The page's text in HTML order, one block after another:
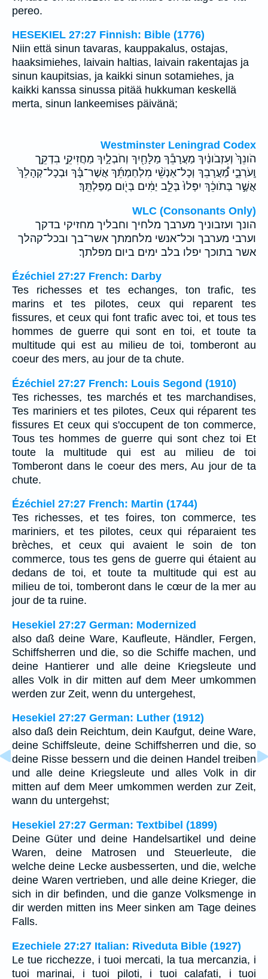
pereo.
HESEKIEL 27:27 Finnish: Bible (1776)
Niin että sinun tavaras, kauppakalus, ostajas,
haaksimiehes, laivain haltias, laivain rakentajas ja
sinun kaupitsias, ja kaikki sinun sotamiehes, ja
kaikki kanssa sinussa pitää hukkuman keskellä
merta, sinun lankeemises päivänä;
Westminster Leningrad Codex
הֹונֵךְ֙ וְעִזְבֹונַ֔יִךְ מַעֲרָבֵ֕ךְ מַלָּחַ֖יִךְ וְחֹבְלָ֑יִךְ מַחֲזִיקֵ֣י בִדְקֵ֣ך
וְֽעֹרְבֵ֣י מַ֠עֲרָבֵךְ וְכָל־אַנְשֵׁ֨י מִלְחַמְתֵּ֜ךְ אֲשֶׁר־בָּ֗ךְ וּבְכָל־קְהָלֵךְ֙
אֲשֶׁ֣ר בְּתֹוכֵ֔ךְ יִפְּלוּ֙ בְּלֵ֣ב יַמִּ֔ים בְּיֹ֖ום מַפַּלְתֵּֽךְ׃
WLC (Consonants Only)
הונך ועזבוניך מערבך מלחיך וחבליך מחזיקי בדקך
וערבי מערבך וכל־אנשי מלחמתך אשר־בך ובכל־קהלך
אשר בתוכך יפלו בלב ימים ביום מפלתך׃
Ézéchiel 27:27 French: Darby
Tes richesses et tes echanges, ton trafic, tes
marins et tes pilotes, ceux qui reparent tes
fissures, et ceux qui font trafic avec toi, et tous tes
hommes de guerre qui sont en toi, et toute ta
multitude qui est au milieu de toi, tomberont au
coeur des mers, au jour de ta chute.
Ézéchiel 27:27 French: Louis Segond (1910)
Tes richesses, tes marchés et tes marchandises,
Tes mariniers et tes pilotes, Ceux qui réparent tes
fissures Et ceux qui s'occupent de ton commerce,
Tous tes hommes de guerre qui sont chez toi Et
toute la multitude qui est au milieu de toi
Tomberont dans le coeur des mers, Au jour de ta
chute.
Ézéchiel 27:27 French: Martin (1744)
Tes richesses, et tes foires, ton commerce, tes
mariniers, et tes pilotes, ceux qui réparaient tes
brèches, et ceux qui avaient le soin de ton
commerce, tous tes gens de guerre qui étaient au
dedans de toi, et toute ta multitude qui est au
milieu de toi, tomberont dans le cœur de la mer au
jour de ta ruine.
Hesekiel 27:27 German: Modernized
also daß deine Ware, Kaufleute, Händler, Fergen,
Schiffsherren und die, so die Schiffe machen, und
deine Hantierer und alle deine Kriegsleute und
alles Volk in dir mitten auf dem Meer umkommen
werden zur Zeit, wenn du untergehest,
Hesekiel 27:27 German: Luther (1912)
also daß dein Reichtum, dein Kaufgut, deine Ware,
deine Schiffsleute, deine Schiffsherren und die, so
deine Risse bessern und die deinen Handel treiben
und alle deine Kriegsleute und alles Volk in dir
mitten auf dem Meer umkommen werden zur Zeit,
wann du untergehst;
Hesekiel 27:27 German: Textbibel (1899)
Deine Güter und deine Handelsartikel und deine
Waren, deine Matrosen und Steuerleute, die
welche deine Lecke ausbesserten, und die, welche
deine Waren vertrieben, und alle deine Krieger, die
sich in dir befinden, und die ganze Volksmenge in
dir werden mitten ins Meer sinken am Tage deines
Falls.
Ezechiele 27:27 Italian: Riveduta Bible (1927)
Le tue ricchezze, i tuoi mercati, la tua mercanzia, i
tuoi marinai, i tuoi piloti, i tuoi calafati, i tuoi